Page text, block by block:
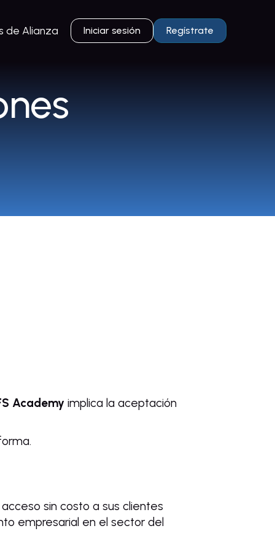
de Alianza Iniciar sesión Regístrate
Academy implica la aceptación
sin costo a sus clientes
empresarial en el sector del